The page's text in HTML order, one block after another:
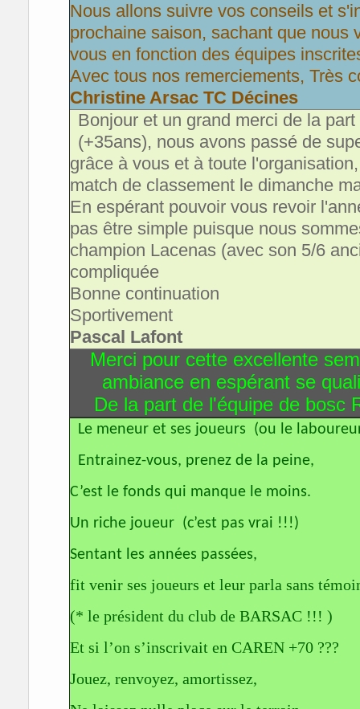
Nous allons suivre vos conseils et
prochaine saison, sachant que nous
vous en fonction des équipes
Avec tous nos remerciements, Très
Christine Arsac TC Décines
Bonjour et un grand merci de la
(+35ans), nous avons passé de
grâce à vous et à toute
match de classement le dimanche
En espérant pouvoir vous revoir
pas être simple puisque nous
champion Lacenas (avec son 5/6
compliquée
Bonne continuation
Sportivement
Pascal Lafont
Merci pour cette excellente
ambiance en espérant se
De la part de l'équipe de
Le meneur et ses joueurs (ou le
Entrainez-vous, prenez de la peine,
C’est le fonds qui manque le moins.
Un riche joueur (c’est pas vrai !!!)
Sentant les années passées,
fit venir ses joueurs et leur parla sans
(* le président du club de BARSAC !!! )
Et si l’on s’inscrivait en CAREN +70 ???
Jouez, renvoyez, amortissez,